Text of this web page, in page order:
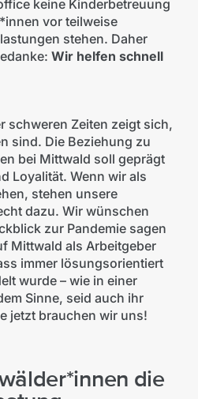
keine Kinderbetreuung
vor teilweise
stehen. Daher
Wir helfen schnell
schweren Zeiten zeigt sich,
sind. Die Beziehung zu
bei Mittwald soll geprägt
Loyalität. Wenn wir als
stehen unsere
dazu. Wir wünschen
zur Pandemie sagen
Mittwald als Arbeitgeber
immer lösungsorientiert
wurde – wie in einer
Sinne, seid auch ihr
jetzt brauchen wir uns!
die